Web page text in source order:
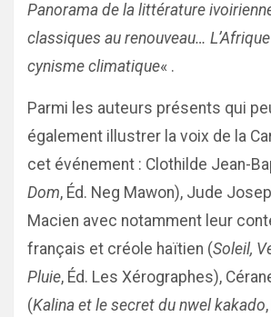
Panorama de la littérature
classiques au renouveau…
cynisme climatique« .
Parmi les auteurs présents qui
également illustrer la voix de la
cet événement : Clothilde Jean-
Dom, Éd. Neg Mawon), Jude
Macien avec notamment leur
français et créole haïtien (Soleil,
Pluie, Éd. Les Xérographes),
(Kalina et le secret du nwel kakado